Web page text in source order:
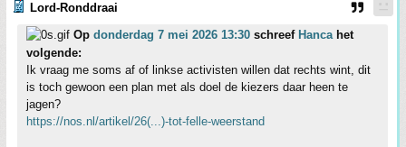
Lord-Ronddraai
Op donderdag 7 mei 2026 13:30 schreef Hancahet
volgende:
Ik vraag me soms af of linkse activisten willen dat rechts wint, dit
is toch gewoon een plan met als doel de kiezers daar heen te
jagen?
https://nos.nl/artikel/26(...)-tot-felle-weerstand